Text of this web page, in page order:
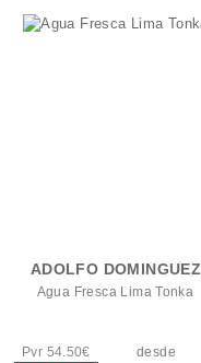
ADOLFO DOMINGUEZ
Agua Fresca Lima Tonka
Pvr 54.50€ desde